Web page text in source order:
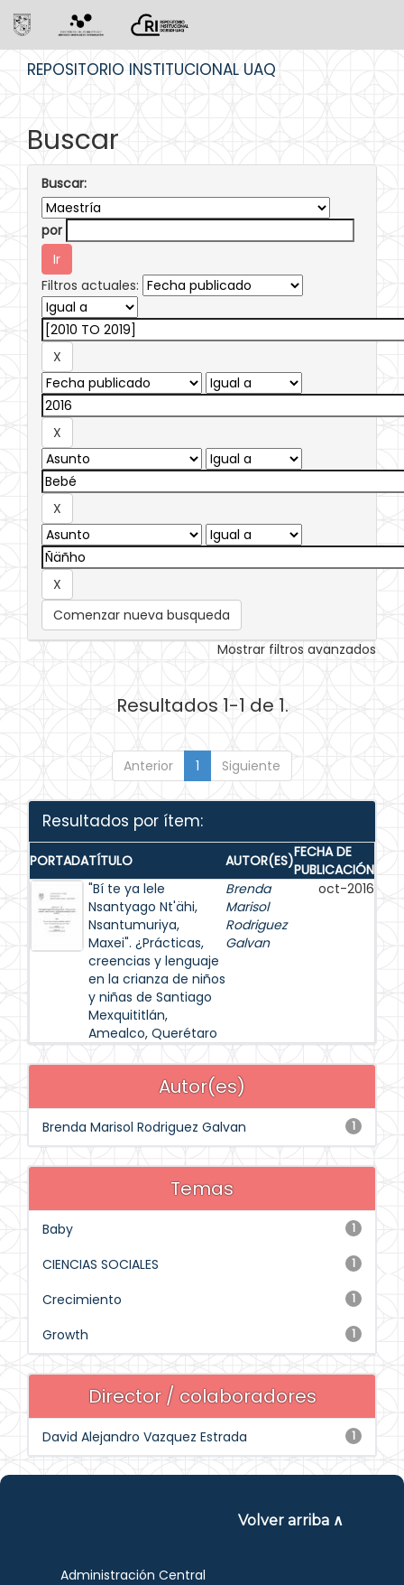
REPOSITORIO INSTITUCIONAL UAQ
Buscar
Buscar:
por
Filtros actuales:
Comenzar nueva busqueda
Mostrar filtros avanzados
Resultados 1-1 de 1.
Anterior 1 Siguiente
Resultados por ítem:
PORTADATÍTULO AUTOR(ES)FECHA DE
PUBLICACIÓN
"Bí te ya lele
Nsantyago Nt'ähi,
Nsantumuriya,
Maxei". ¿Prácticas,
creencias y lenguaje
en la crianza de niños
y niñas de Santiago
Mexquititlán,
Amealco, Querétaro
Brenda
Marisol
Rodriguez
Galvan
oct-2016
Autor(es)
1
Brenda Marisol Rodriguez Galvan
Temas
1
Baby
1
CIENCIAS SOCIALES
1
Crecimiento
1
Growth
Director / colaboradores
1
David Alejandro Vazquez Estrada
Volver arriba ∧
Administración Central